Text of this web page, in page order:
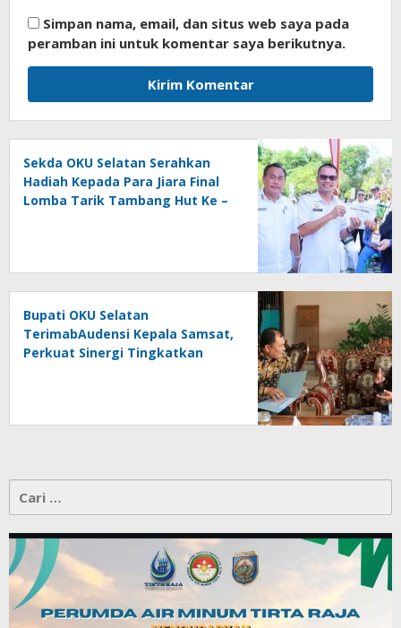
Simpan nama, email, dan situs web saya pada
peramban ini untuk komentar saya berikutnya.
Sekda OKU Selatan Serahkan
Hadiah Kepada Para Jiara Final
Lomba Tarik Tambang Hut Ke –
Bupati OKU Selatan
TerimabAudensi Kepala Samsat,
Perkuat Sinergi Tingkatkan
untuk: